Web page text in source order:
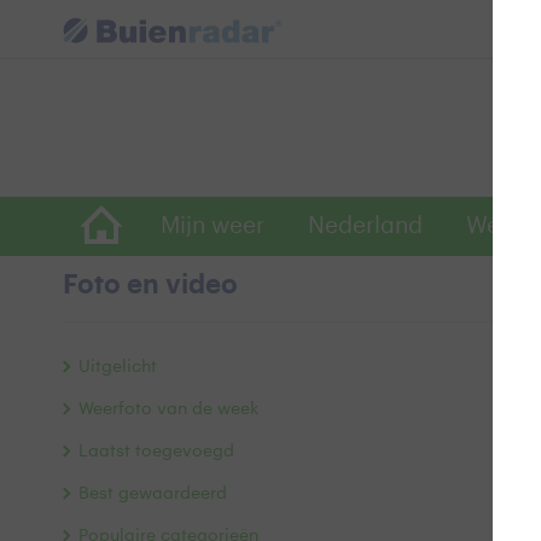
Mijn weer Nederland
Foto en video
Uitgelicht
Weerfoto van de week
Laatst toegevoegd
Best gewaardeerd
Populaire categorieën